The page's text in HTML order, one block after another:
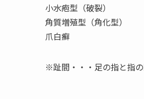
小水疱型（破裂
角質増殖型（角化
爪白癬
※趾間・・・足の指と指